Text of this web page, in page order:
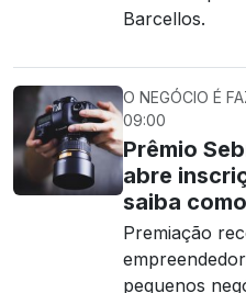
Barcellos.
O NEGÓCIO É
09:00
Prêmio
abre
saiba
Premiação
pequenos